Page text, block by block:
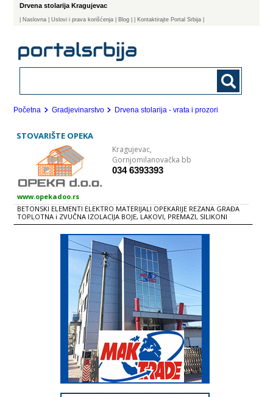
Drvena stolarija Kragujevac
Naslovna | Uslovi i prava korišćenja Blog | Kontaktirajte Portal Srbija |
Početna Gradjevinarstvo Drvena stolarija - vrata i prozori
STOVARIŠTE OPEKA
Kragujevac,
Gornjomilanovačka bb
034 6393393
www.opekadoo.rs
BETONSKI ELEMENTI ELEKTRO MATERIJALI OPEKARIJE REZANA GRAĐA
TOPLOTNA i ZVUČNA IZOLACIJA BOJE, LAKOVI, PREMAZI, SILIKONI
GVOŽĐE OPREMA ZA DOMAĆINSTVO ROŠTILjI i ČESME VELUX KROVNI
PROZORI CEMENT i VEZIVNI MATERIJALI KROVNI POKRIVAČI PRIZME
ŠRAFOVSKA ROBA DIMNjAČKI ELEMENTI i KAPE MATERIJALI ZA SUVU
GRADNjU PROZORI i VRATA STOLARIJA BRODSKI POD